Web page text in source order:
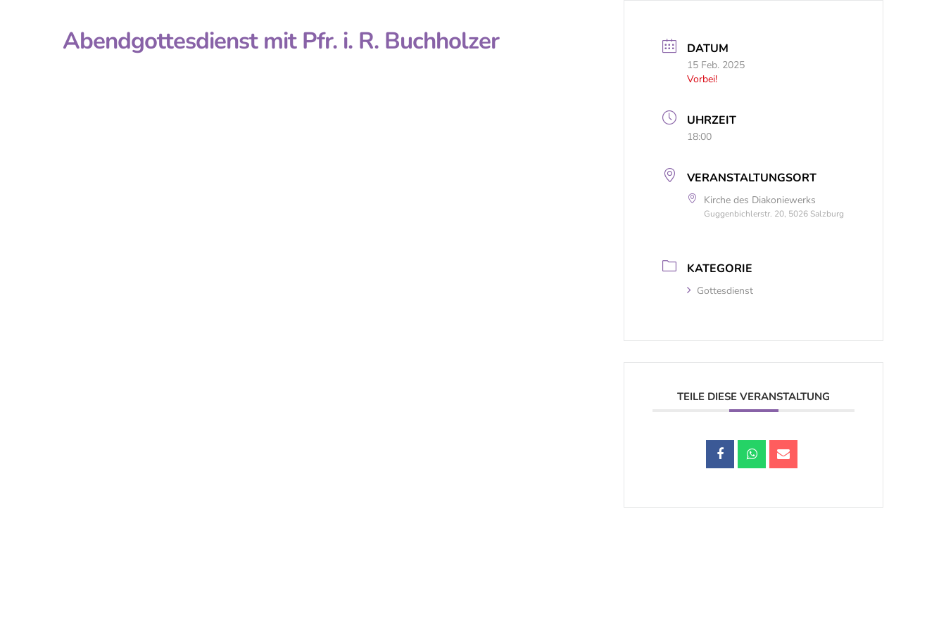
Abendgottesdienst mit Pfr. i. R. Buchholzer DATUM
15 Feb. 2025
Vorbei!
UHRZEIT
18:00
VERANSTALTUNGSORT
Kirche des Diakoniewerks
Guggenbichlerstr. 20, 5026 Salzburg
KATEGORIE
Gottesdienst
TEILE DIESE VERANSTALTUNG